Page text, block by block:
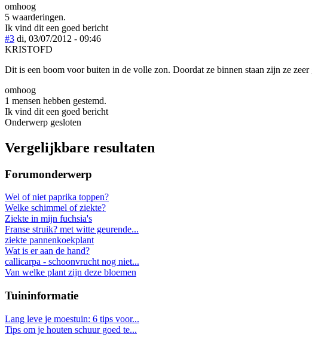
omhoog
5 waarderingen.
Ik vind dit een goed bericht
#3 di, 03/07/2012 - 09:46
KRISTOFD
Dit is een boom voor buiten in de volle zon. Doordat ze binnen staan zijn ze
omhoog
1 mensen hebben gestemd.
Ik vind dit een goed bericht
Onderwerp gesloten
Vergelijkbare resultaten
Forumonderwerp
Wel of niet paprika toppen?
Welke schimmel of ziekte?
Ziekte in mijn fuchsia's
Franse struik? met witte geurende...
ziekte pannenkoekplant
Wat is er aan de hand?
callicarpa - schoonvrucht nog niet...
Van welke plant zijn deze bloemen
Tuininformatie
Lang leve je moestuin: 6 tips voor...
Tips om je houten schuur goed te...